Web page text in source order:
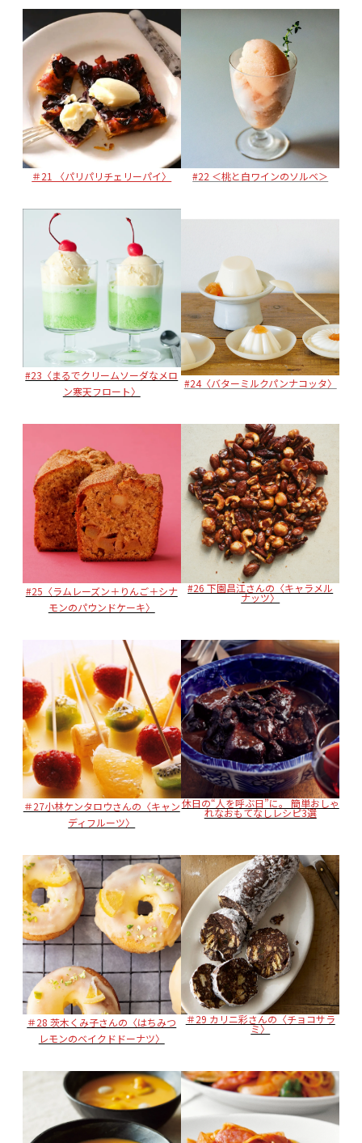
＃21 〈パリパリチェリーパイ〉 #22 ＜桃と白ワインのソルベ＞
#23〈まるでクリームソーダなメロ
ン寒天フロート〉
#24〈バターミルクパンナコッタ〉
#25〈ラムレーズン＋りんご＋シナ
モンのパウンドケーキ〉
#26 下園昌江さんの〈キャラメル
ナッツ〉
＃27小林ケンタロウさんの〈キャン
ディフルーツ〉
休日の“人を呼ぶ日”に。 簡単おしゃ
れなおもてなしレシピ3選
＃28 茨木くみ子さんの〈はちみつ
レモンのベイクドドーナツ〉
＃29 カリニ彩さんの〈チョコサラ
ミ〉